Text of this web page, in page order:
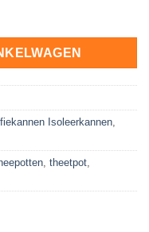
RVS 1.5 liter Alex
Isoleerkannen
theetpot